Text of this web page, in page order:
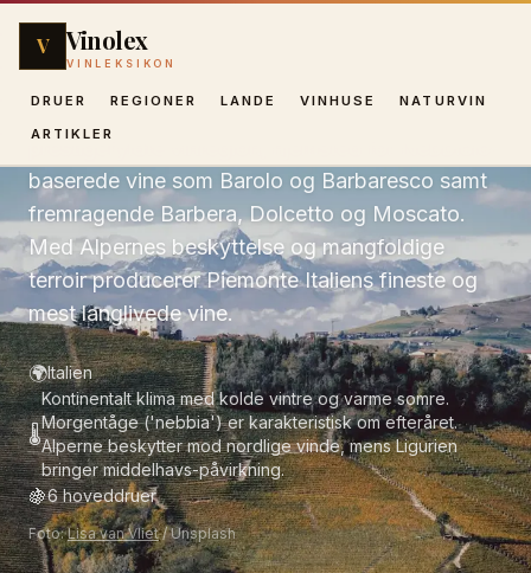
V Vinolex
VINLEKSIKON
DRUER REGIONER LANDE VINHUSE
NATURVIN
ARTIKLER
Piemonte
baserede vine som Barolo og Barbaresco samt
fremragende Barbera, Dolcetto og Moscato.
Med Alpernes beskyttelse og mangfoldige
terroir producerer Piemonte Italiens fineste og
mest langlivede vine.
🌍Italien
🌡️
Kontinentalt klima med kolde vintre og varme somre.
Morgentåge ('nebbia') er karakteristisk om efteråret.
Alperne beskytter mod nordlige vinde, mens Ligurien
bringer middelhavs-påvirkning.
🍇6hoveddruer
Foto:Lisa van Vliet/ Unsplash